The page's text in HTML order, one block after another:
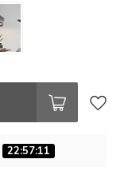
22:57:10